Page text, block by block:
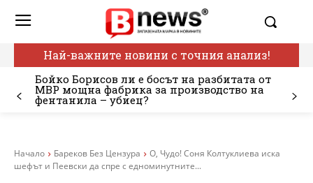
Най-важните новини с точния анализ!
Бойко Борисов ли е босът на разбитата от
МВР мощна фабрика за производство на
фентанила – убиец?
Начало Бареков Без Цензура
О, Чудо! Соня Колтуклиева иска
шефът и Пеевски да спре с едноминутните...